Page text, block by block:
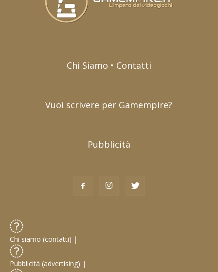
Chi Siamo • Contatti
Vuoi scrivere per Gamempire?
Pubblicità
Chi siamo (contatti) |
Pubblicità (advertising) |